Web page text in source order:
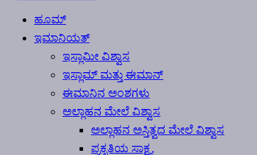
ಹೂಮ್
ಇಮಾನಿಯತ್
ಇಸ್ಲಾಮೀ ವಿಶ್ವಾಸ
ಇಸ್ಲಾಮ್ ಮತ್ತು ಈಮಾನ್
ಈಮಾನಿನ ಅಂಶಗಳು
ಅಲ್ಲಾಹನ ಮೇಲೆ ವಿಶ್ವಾಸ
ಅಲ್ಲಾಹನ ಅಸ್ತಿತ್ವದ ಮೇಲೆ ವಿಶ್ವಾಸ
ಪ್ರಕೃತಿಯ ಸಾಕ್ಷ್ಯ